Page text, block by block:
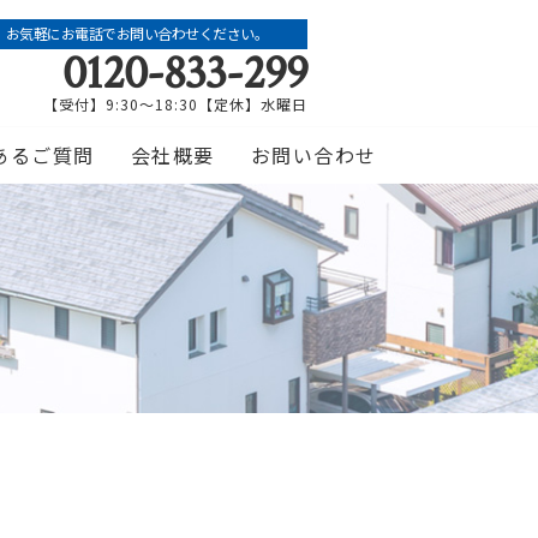
お気軽にお電話でお問い合わせください。
0120-833-299
【受付】9:30～18:30【定休】水曜日
るご質問 会社概要 お問い合わせ